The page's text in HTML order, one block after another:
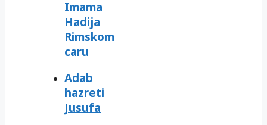
Imama
Hadija
Rimskom
caru
Adab
hazreti
Jusufa